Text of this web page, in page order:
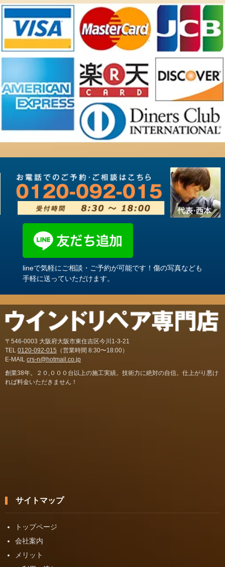
lineで気軽にご相談・ご予約が可能です！傷の写真なども
手軽に送っていただけます。
〒546-0003 大阪府大阪市東住吉区今川1-3-21
TEL 0120-092-015 （営業時間 8:30〜18:00）
E-MAIL crs-n@hotmail.co.jp
創業38年。２０,０００台以上の施工実績。技術力に絶対の自信。仕上がり悪け
れば料金いただきません！
サイトマップ
トップページ
会社案内
メリット